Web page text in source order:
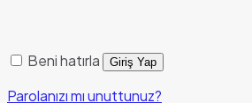
Beni hatırla Giriş Yap
Parolanızı mı unuttunuz?